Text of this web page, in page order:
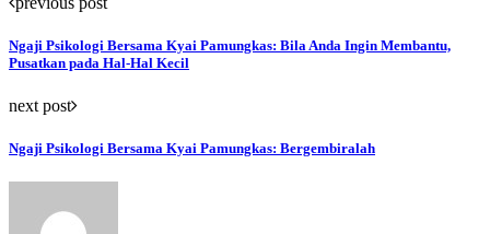
Ngaji Psikologi Bersama Kyai Pamungkas: Bila Anda Ingin Membantu,
Pusatkan pada Hal-Hal Kecil
next post
Ngaji Psikologi Bersama Kyai Pamungkas: Bergembiralah